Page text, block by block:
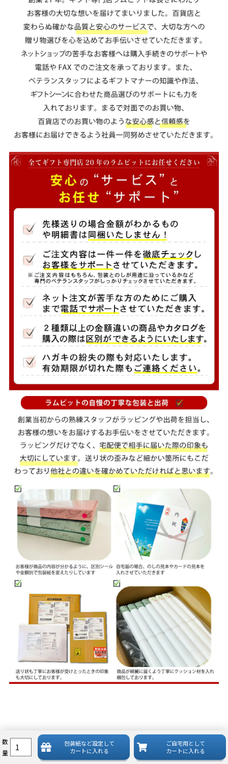
数
量
包装紙など設定して
カートに入れる
ご自宅用として
カートに入れる